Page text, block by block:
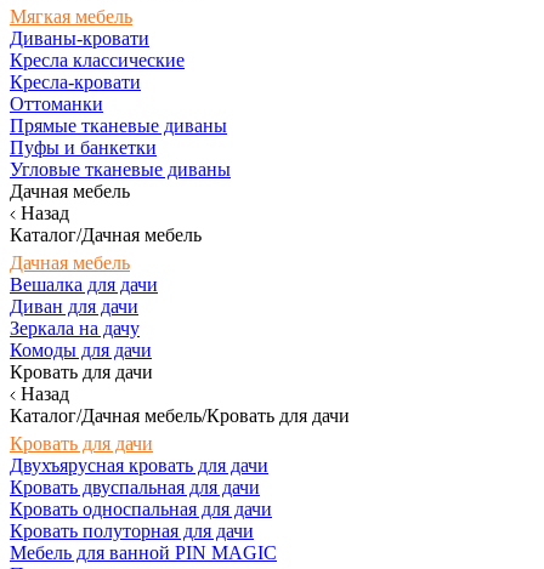
Мягкая мебель
Диваны-кровати
Кресла классические
Кресла-кровати
Оттоманки
Прямые тканевые диваны
Пуфы и банкетки
Угловые тканевые диваны
Дачная мебель
Назад
Каталог/Дачная мебель
Дачная мебель
Вешалка для дачи
Диван для дачи
Зеркала на дачу
Комоды для дачи
Кровать для дачи
Назад
Каталог/Дачная мебель/Кровать для дачи
Кровать для дачи
Двухъярусная кровать для дачи
Кровать двуспальная для дачи
Кровать односпальная для дачи
Кровать полуторная для дачи
Мебель для ванной PIN MAGIC